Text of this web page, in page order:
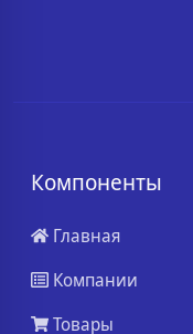
Компоненты
Главная
Компании
Товары